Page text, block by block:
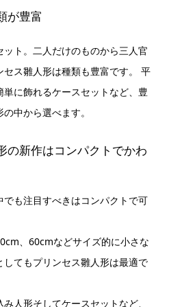
が豊富
ト。二人だけのものから三人官
ス雛人形は種類も豊富です。 平
に飾れるケースセットなど、豊
中から選べます。
の新作はコンパクトでかわ
も注目すべきはコンパクトで可
、60cmなどサイズ的に小さな
てもプリンセス雛人形は最適で
人形そしてケースセットなど、